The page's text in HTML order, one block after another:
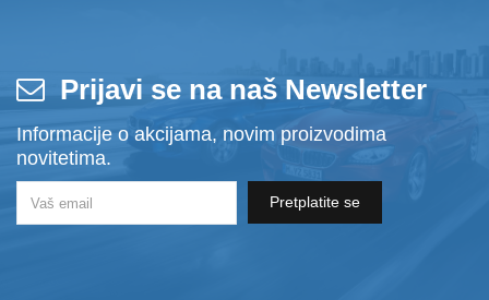
Prijavi se na naš Newsletter
Informacije o akcijama, novim proizvodima
novitetima.
Pretplatite se